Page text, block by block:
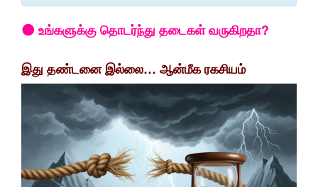
🌑 உங்களுக்கு தொடர்ந்து தடைகள் வருகிறதா?
இது தண்டனை இல்லை… ஆன்மீக ரகசியம்